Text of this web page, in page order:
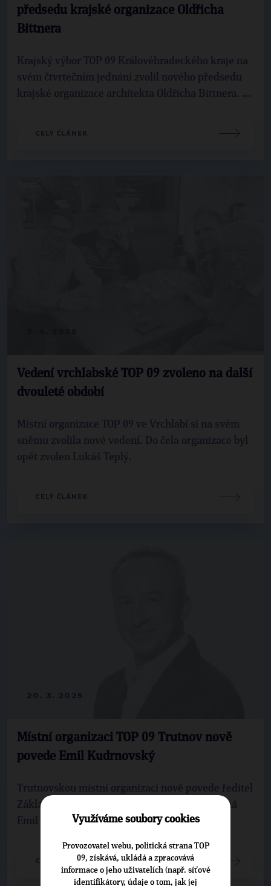
předsedu krajské organizace Oldřicha
Bittnera
Krajský výbor TOP 09 Královéhradeckého kraje na
svém čtvrtečním jednání zvolil nového předsedu
krajské organizace architekta Oldřicha Bittnera. ...
CELÝ ČLÁNEK
Vedení vrchlabské TOP 09 zvoleno na další
dvouleté období
Místní organizace TOP 09 ve Vrchlabí si na svém
sněmu zvolila nové vedení. Do čela organizace byl
opět zvolen Lukáš Teplý.
CELÝ ČLÁNEK
Místní organizaci TOP 09 Trutnov nově
povede Emil Kudrnovský
Trutnovskou místní organizaci nově povede ředitel
Základní školy a Mateřské školy Bílá Třemešná
Emil Kudrnovský.
CELÝ ČLÁNEK
Využíváme soubory cookies
Provozovatel webu, politická strana TOP
09, získává, ukládá a zpracovává
informace o jeho uživatelích (např. síťové
identifikátory, údaje o tom, jak jej